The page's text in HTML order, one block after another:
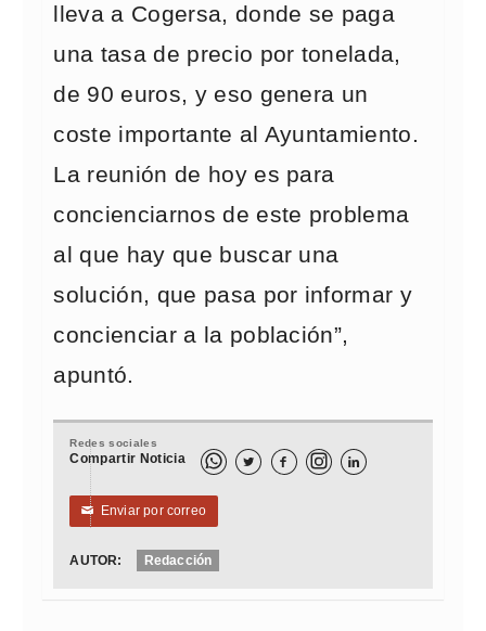
lleva a Cogersa, donde se paga
una tasa de precio por tonelada,
de 90 euros, y eso genera un
coste importante al Ayuntamiento.
La reunión de hoy es para
concienciarnos de este problema
al que hay que buscar una
solución, que pasa por informar y
concienciar a la población”,
apuntó.
Redes sociales
Compartir Noticia   
✉ Enviar por correo
AUTOR: Redacción